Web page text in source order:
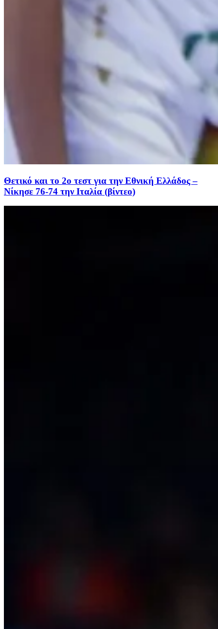
Θετικό και το 2ο τεστ για την Εθνική Ελλάδος –
Νίκησε 76-74 την Ιταλία (βίντεο)